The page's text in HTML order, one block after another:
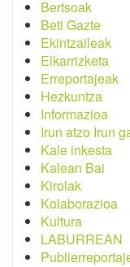
Bertsoak
Beti Gazte
Ekintzaileak
Elkarrizketa
Erreportajeak
Hezkuntza
Informazioa
Irun atzo Irun
Kale inkesta
Kalean Bai
Kirolak
Kolaborazioa
Kultura
LABURREAN